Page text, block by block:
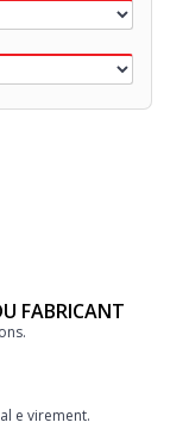
FABRICANT
e virement.